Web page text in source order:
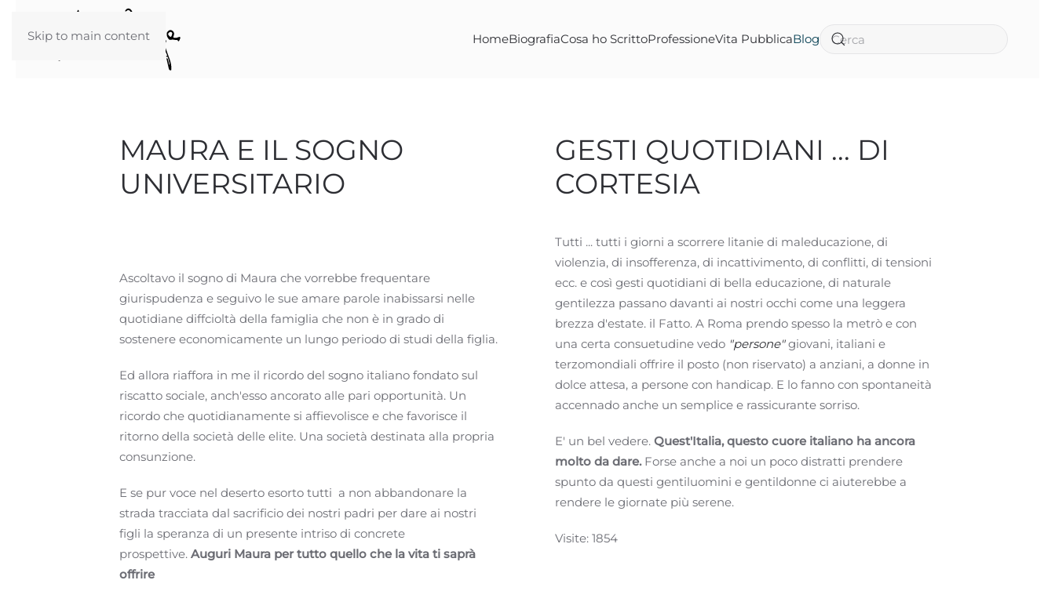
Skip to main content HomeBiografiaCosa ho ScrittoProfessioneVita PubblicaBlog
MAURA E IL SOGNO
UNIVERSITARIO
Ascoltavo il sogno di Maura che vorrebbe frequentare
giurispudenza e seguivo le sue amare parole inabissarsi nelle
quotidiane diffcioltà della famiglia che non è in grado di
sostenere economicamente un lungo periodo di studi della figlia.
Ed allora riaffora in me il ricordo del sogno italiano fondato sul
riscatto sociale, anch'esso ancorato alle pari opportunità. Un
ricordo che quotidianamente si affievolisce e che favorisce il
ritorno della società delle elite. Una società destinata alla propria
consunzione.
E se pur voce nel deserto esorto tutti a non abbandonare la
strada tracciata dal sacrificio dei nostri padri per dare ai nostri
figli la speranza di un presente intriso di concrete
prospettive. Auguri Maura per tutto quello che la vita ti saprà
offrire
GESTI QUOTIDIANI ... DI
CORTESIA
Tutti ... tutti i giorni a scorrere litanie di maleducazione, di
violenzia, di insofferenza, di incattivimento, di conflitti, di tensioni
ecc. e così gesti quotidiani di bella educazione, di naturale
gentilezza passano davanti ai nostri occhi come una leggera
brezza d'estate. il Fatto. A Roma prendo spesso la metrò e con
una certa consuetudine vedo "persone"giovani, italiani e
terzomondiali offrire il posto (non riservato) a anziani, a donne in
dolce attesa, a persone con handicap. E lo fanno con spontaneità
accennado anche un semplice e rassicurante sorriso.
E' un bel vedere. Quest'Italia, questo cuore italiano ha ancora
molto da dare.Forse anche a noi un poco distratti prendere
spunto da questi gentiluomini e gentildonne ci aiuterebbe a
rendere le giornate più serene.
Visite: 1854